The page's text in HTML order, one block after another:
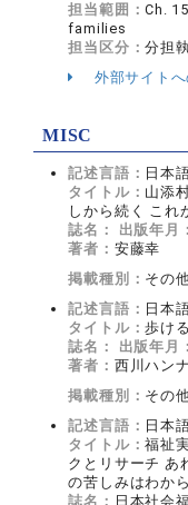
担当範囲：Ch.
families
担当区分：分担
外部サイト
MISC
記述言語： 日本
タイトル： 山添
しから続く これ
誌名：
出版年月
著者： 安藤幸
掲載種別： その
記述言語： 日本
タイトル：歩け
誌名：
出版年月
著者： 西川ハン
掲載種別： その
記述言語： 日本
タイトル：福祉
クとリサーチ あ
の苦しみはわか
誌名： 日本社会